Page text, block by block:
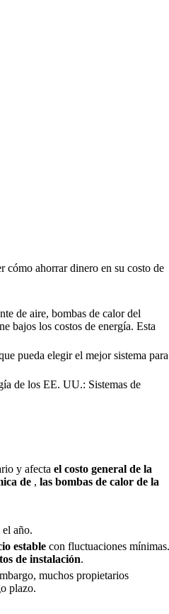
cómo ahorrar dinero en su costo de
de aire, bombas de calor del
bajos los costos de energía. Esta
pueda elegir el mejor sistema para
de los EE. UU.: Sistemas de
y afecta el costo general de la
de , las bombas de calor de la
año.
estable con fluctuaciones mínimas.
de instalación.
muchos propietarios
plazo.